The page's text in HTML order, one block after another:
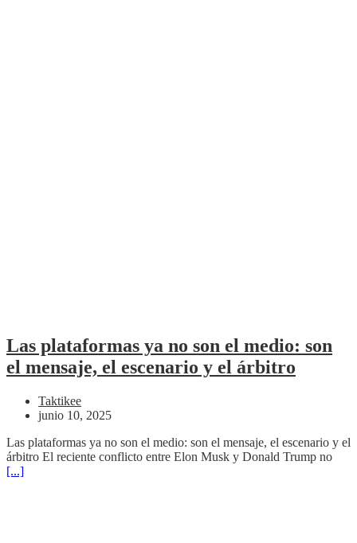
Las plataformas ya no son el medio: son
el mensaje, el escenario y el árbitro
Taktikee
junio 10, 2025
Las plataformas ya no son el medio: son el mensaje, el escenario y el
árbitro El reciente conflicto entre Elon Musk y Donald Trump no
[...]